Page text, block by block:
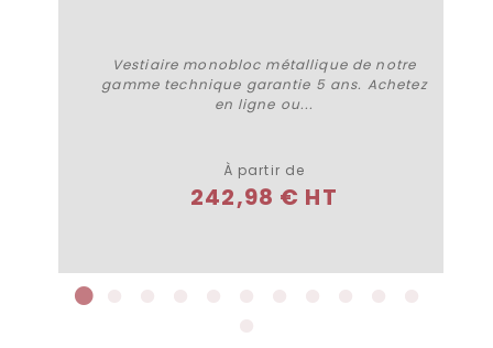
Vestiaire monobloc métallique de notre
gamme technique garantie 5 ans. Achetez
en ligne ou...
À partir de
242,98 € HT